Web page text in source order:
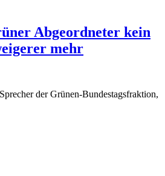
Abgeordneter kein
mehr
der Grünen-Bundestagsfraktion,